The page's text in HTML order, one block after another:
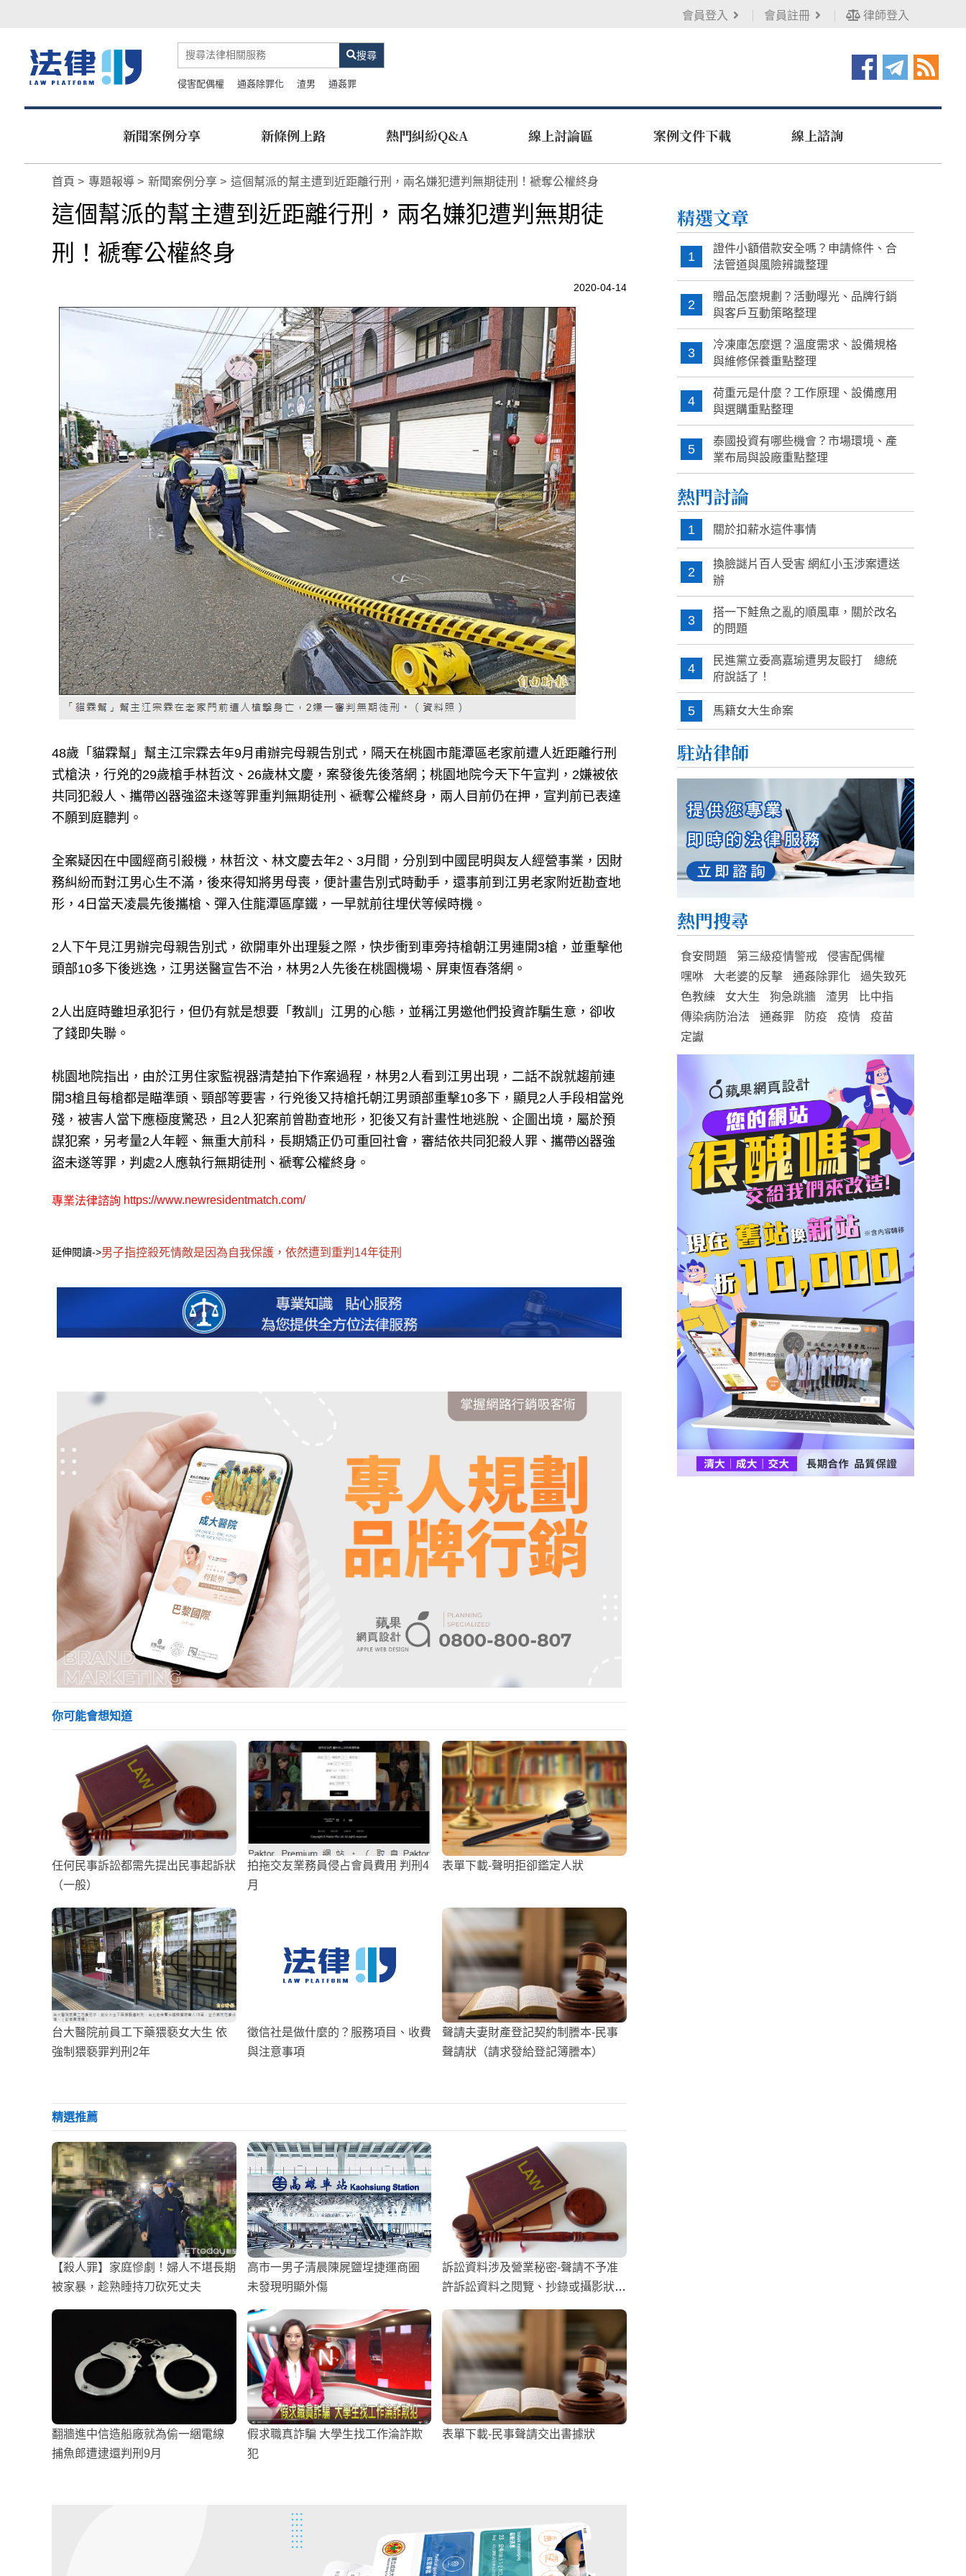
會員登入 會員註冊 律師登入
搜尋
侵害配偶權 通姦除罪化 渣男 通姦罪
新聞案例分享 新條例上路 熱門糾紛Q&A 線上討論區 案例文件下載 線上諮詢
首頁 專題報導 新聞案例分享 這個幫派的幫主遭到近距離行刑，兩名嫌犯遭判無期徒刑！褫奪公權終身
這個幫派的幫主遭到近距離行刑，兩名嫌犯遭判無期徒
刑！褫奪公權終身
2020-04-14
48歲「貓霖幫」幫主江宗霖去年9月甫辦完母親告別式，隔天在桃園市龍潭區老家前遭人近距離行刑
式槍決，行兇的29歲槍手林哲汶、26歲林文慶，案發後先後落網；桃園地院今天下午宣判，2嫌被依
共同犯殺人、攜帶凶器強盜未遂等罪重判無期徒刑、褫奪公權終身，兩人目前仍在押，宣判前已表達
不願到庭聽判。
全案疑因在中國經商引殺機，林哲汶、林文慶去年2、3月間，分別到中國昆明與友人經營事業，因財
務糾紛而對江男心生不滿，後來得知將男母喪，便計畫告別式時動手，還事前到江男老家附近勘查地
形，4日當天凌晨先後攜槍、彈入住龍潭區摩鐵，一早就前往埋伏等候時機。
2人下午見江男辦完母親告別式，欲開車外出理髮之際，快步衝到車旁持槍朝江男連開3槍，並重擊他
頭部10多下後逃逸，江男送醫宣告不治，林男2人先後在桃園機場、屏東恆春落網。
2人出庭時雖坦承犯行，但仍有就是想要「教訓」江男的心態，並稱江男邀他們投資詐騙生意，卻收
了錢即失聯。
桃園地院指出，由於江男住家監視器清楚拍下作案過程，林男2人看到江男出現，二話不說就趨前連
開3槍且每槍都是瞄準頭、頸部等要害，行兇後又持槍托朝江男頭部重擊10多下，顯見2人手段相當兇
殘，被害人當下應極度驚恐，且2人犯案前曾勘查地形，犯後又有計畫性地逃脫、企圖出境，屬於預
謀犯案，另考量2人年輕、無重大前科，長期矯正仍可重回社會，審結依共同犯殺人罪、攜帶凶器強
盜未遂等罪，判處2人應執行無期徒刑、褫奪公權終身。
專業法律諮詢 https://www.newresidentmatch.com/
延伸閱讀->男子指控殺死情敵是因為自我保護，依然遭到重判14年徒刑
你可能會想知道
任何民事訴訟都需先提出民事起訴狀
（一般）
拍拖交友業務員侵占會員費用 判刑4
月
表單下載-聲明拒卻鑑定人狀
台大醫院前員工下藥猥褻女大生 依
強制猥褻罪判刑2年
徵信社是做什麼的？服務項目、收費
與注意事項
聲請夫妻財產登記契約制謄本-民事
聲請狀（請求發給登記簿謄本）
精選推薦
【殺人罪】家庭慘劇！婦人不堪長期
被家暴，趁熟睡持刀砍死丈夫
高市一男子清晨陳屍鹽埕捷運商圈
未發現明顯外傷
訴訟資料涉及營業秘密-聲請不予准
許訴訟資料之閱覽、抄錄或攝影狀
翻牆進中信造船廠就為偷一綑電線
捕魚郎遭逮還判刑9月
假求職真詐騙 大學生找工作淪詐欺
犯
表單下載-民事聲請交出書據狀
精選文章
1
證件小額借款安全嗎？申請條件、合
法管道與風險辨識整理
2
贈品怎麼規劃？活動曝光、品牌行銷
與客戶互動策略整理
3
冷凍庫怎麼選？溫度需求、設備規格
與維修保養重點整理
4
荷重元是什麼？工作原理、設備應用
與選購重點整理
5
泰國投資有哪些機會？市場環境、產
業布局與設廠重點整理
熱門討論
1 關於扣薪水這件事情
2
換臉謎片百人受害 網紅小玉涉案遭送
辦
3
搭一下鮭魚之亂的順風車，關於改名
的問題
4
民進黨立委高嘉瑜遭男友毆打 總統
府說話了！
5 馬籍女大生命案
駐站律師
熱門搜尋
食安問題 第三級疫情警戒
侵害配偶權
嘿咻
大老婆的反擊 通姦除罪化
過失致死
色教練
女大生 狗急跳牆 渣男
比中指
傳染病防治法
通姦罪 防疫 疫情
疫苗
定讞